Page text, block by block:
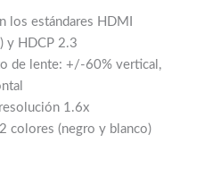
los estándares HDMI
y HDCP 2.3
de lente: +/-60% vertical,
1.6x
colores (negro y blanco)